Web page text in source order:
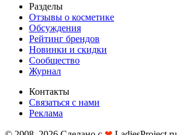
Разделы
Отзывы о косметике
Обсуждения
Рейтинг брендов
Новинки и скидки
Сообщество
Журнал
Контакты
Связаться с нами
Реклама